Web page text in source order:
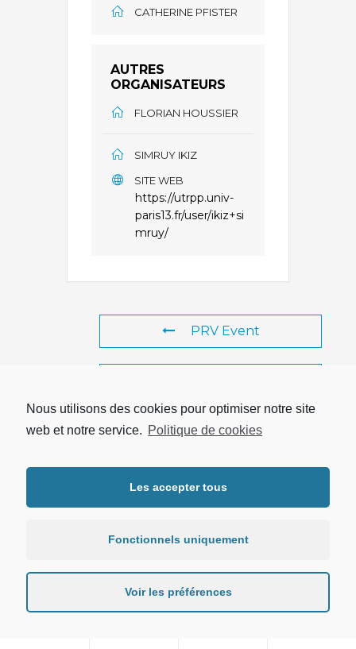
Nous utilisons des cookies pour optimiser notre site
web et notre service. Politique de cookies
Les accepter tous
Fonctionnels uniquement
Voir les préférences
CATHERINE PFISTER
AUTRES
ORGANISATEURS
FLORIAN HOUSSIER
SIMRUY IKIZ
SITE WEB
https://utrpp.univ-
paris13.fr/user/ikiz+si
mruy/
PRV Event
Copyright © 2026 UTRPP |Mentions légales|Protection des
données personnelles